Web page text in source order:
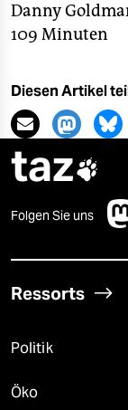
Danny
109 Minuten
Diesen Artikel
taz
Folgen Sie uns
Ressorts
Politik
Öko